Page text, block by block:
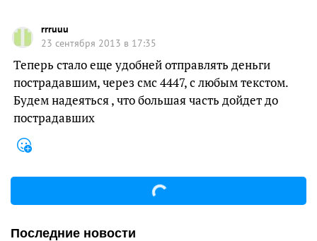
rrruuu
23 сентября 2013 в 17:35
Теперь стало еще удобней отправлять деньги
пострадавшим, через смс 4447, с любым текстом.
Будем надеяться , что большая часть дойдет до
пострадавших
Последние новости